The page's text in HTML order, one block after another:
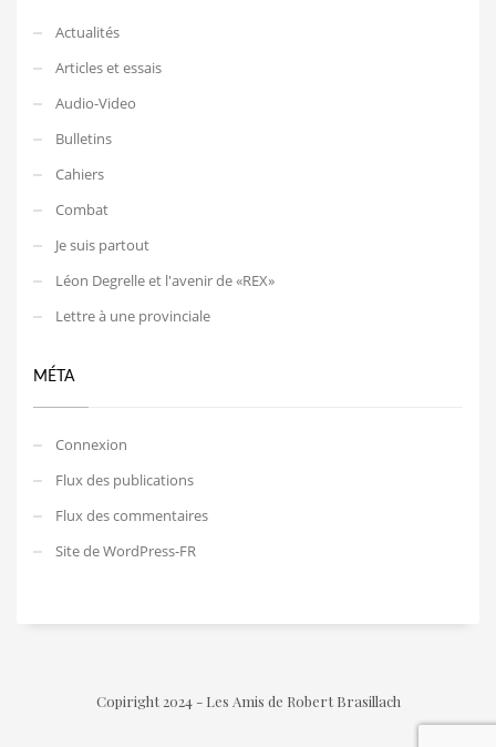
Actualités
Articles et essais
Audio-Video
Bulletins
Cahiers
Combat
Je suis partout
Léon Degrelle et l'avenir de «REX»
Lettre à une provinciale
MÉTA
Connexion
Flux des publications
Flux des commentaires
Site de WordPress-FR
Copiright 2024 - Les Amis de Robert Brasillach